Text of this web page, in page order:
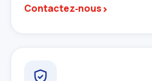
Contactez‑nous›